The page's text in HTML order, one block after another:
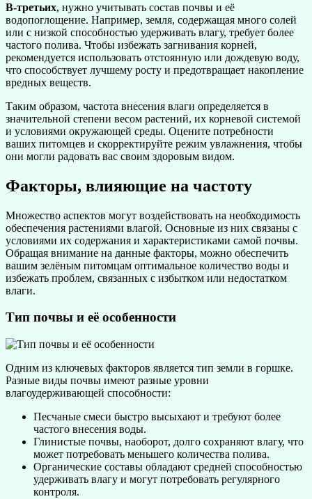
В-третьих, нужно учитывать состав почвы и её
водопоглощение. Например, земля, содержащая много солей
или с низкой способностью удерживать влагу, требует более
частого полива. Чтобы избежать загнивания корней,
рекомендуется использовать отстоянную или дождевую воду,
что способствует лучшему росту и предотвращает накопление
вредных веществ.
Таким образом, частота внесения влаги определяется в
значительной степени весом растений, их корневой системой
и условиями окружающей среды. Оцените потребности
ваших питомцев и скорректируйте режим увлажнения, чтобы
они могли радовать вас своим здоровым видом.
Факторы, влияющие на частоту
Множество аспектов могут воздействовать на необходимость
обеспечения растениями влагой. Основные из них связаны с
условиями их содержания и характеристиками самой почвы.
Обращая внимание на данные факторы, можно обеспечить
вашим зелёным питомцам оптимальное количество воды и
избежать проблем, связанных с избытком или недостатком
влаги.
Тип почвы и её особенности
Одним из ключевых факторов является тип земли в горшке.
Разные виды почвы имеют разные уровни
влагоудерживающей способности:
Песчаные смеси быстро высыхают и требуют более
частого внесения воды.
Глинистые почвы, наоборот, долго сохраняют влагу, что
может потребовать меньшего количества полива.
Органические составы обладают средней способностью
удерживать влагу и могут потребовать регулярного
контроля.